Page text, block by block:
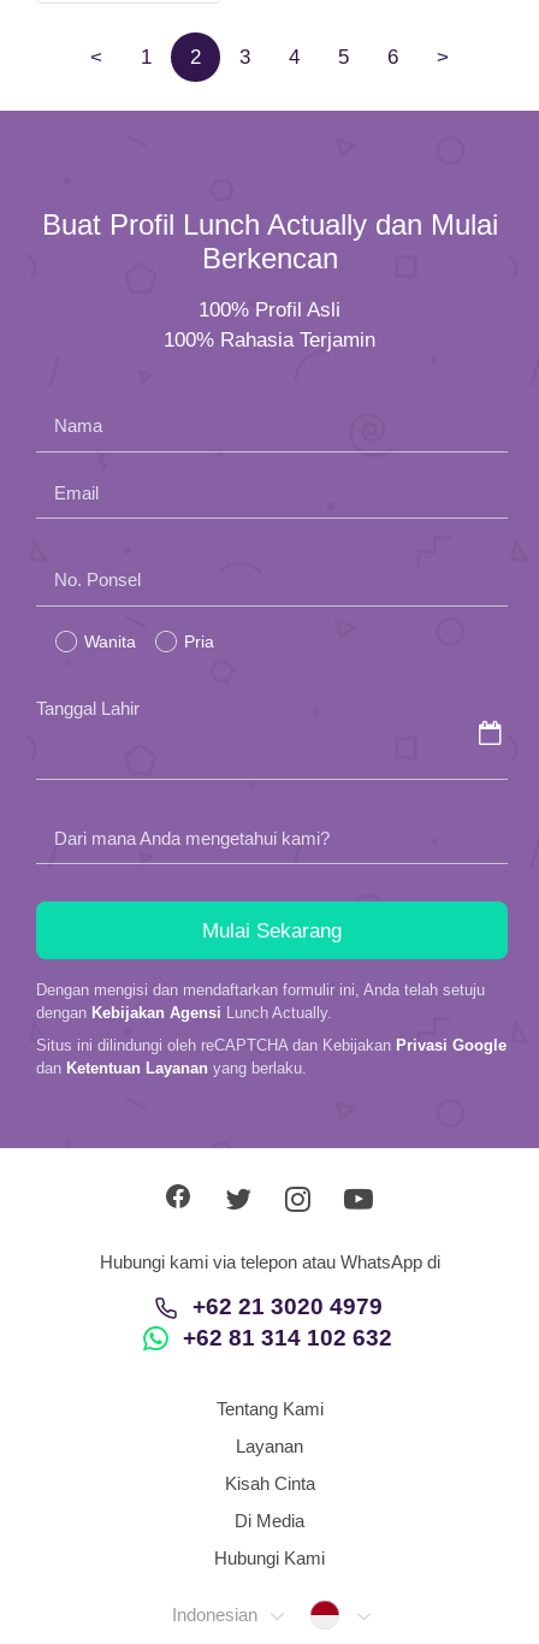
< 1 2 3 4 5 6 >
Buat Profil Lunch Actually dan Mulai
Berkencan
100% Profil Asli
100% Rahasia Terjamin
Nama
Email
leave
this
No. Ponsel
Wanita Pria
Tanggal Lahir
Dari mana Anda mengetahui kami?
Dengan mengisi dan mendaftarkan formulir ini, Anda telah setuju
dengan Kebijakan Agensi Lunch Actually.
Situs ini dilindungi oleh reCAPTCHA dan Kebijakan Privasi Google
dan Ketentuan Layanan yang berlaku.
Hubungi kami via telepon atau WhatsApp di
+62 21 3020 4979
+62 81 314 102 632
Tentang Kami
Layanan
Kisah Cinta
Di Media
Hubungi Kami
Indonesian Indonesia